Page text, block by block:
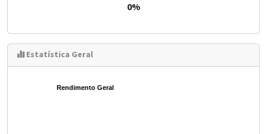
0%
Estatística Geral
Rendimento Geral